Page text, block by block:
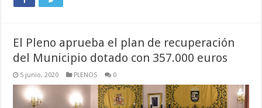
El Pleno aprueba el plan de recuperación
del Municipio dotado con 357.000 euros
5 junio, 2020 PLENOS 0